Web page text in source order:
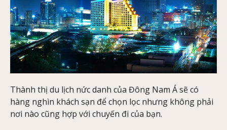
Thành thị du lịch nức danh của Đông Nam Á sẽ có
hàng nghìn khách sạn để chọn lọc nhưng không phải
nơi nào cũng hợp với chuyến đi của bạn.